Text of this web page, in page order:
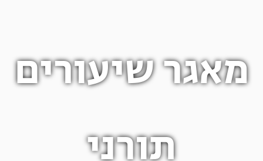
מאגר שיעורים
תורני